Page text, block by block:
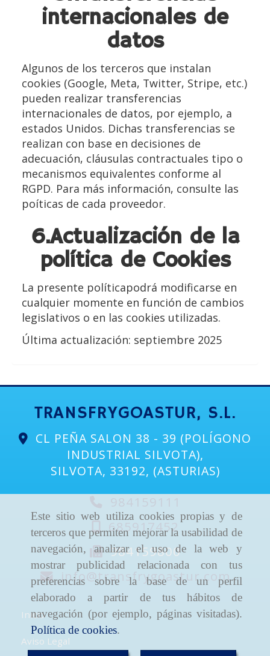
Este sitio web utiliza cookies propias y de
terceros que permiten mejorar la usabilidad de
navegación, analizar el uso de la web y
mostrar publicidad relacionada con tus
preferencias sobre la base de un perfil
elaborado a partir de tus hábitos de
navegación (por ejemplo, páginas visitadas).
Política de cookies.
internacionales de
datos
Algunos de los terceros que instalan
cookies (Google, Meta, Twitter, Stripe, etc.)
pueden realizar transferencias
internacionales de datos, por ejemplo, a
estados Unidos. Dichas transferencias se
realizan con base en decisiones de
adecuación, cláusulas contractuales tipo o
mecanismos equivalentes conforme al
RGPD. Para más información, consulte las
poíticas de cada proveedor.
6.Actualización de la
política de Cookies
La presente políticapodrá modificarse en
cualquier momente en función de cambios
legislativos o en las cookies utilizadas.
Última actualización: septiembre 2025
TRANSFRYGOASTUR, S.L.
CL PEÑA SALON 38 - 39 (POLÍGONO
INDUSTRIAL SILVOTA),
SILVOTA, 33192, (ASTURIAS)
685917452
984159800
info
transfrygoastur.com
Inicio
Aviso Legal